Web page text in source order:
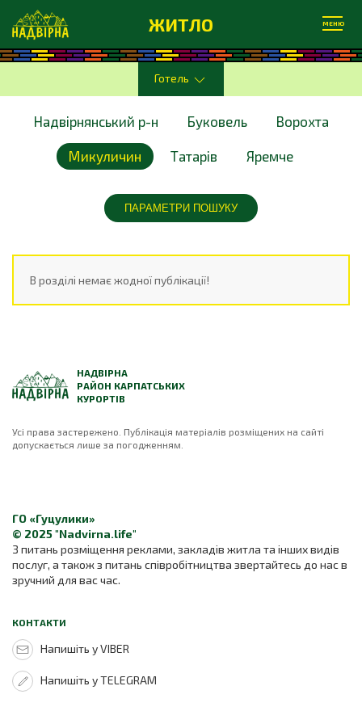
ЖИТЛО МЕНЮ
Готель
Надвірнянський р-н Буковель Ворохта
Микуличин Татарів Яремче
ПАРАМЕТРИ ПОШУКУ
В розділі немає жодної публікації!
НАДВІРНА
РАЙОН КАРПАТСЬКИХ
КУРОРТІВ
Усі права застережено. Публікація матеріалів розміщених на сайті
допускається лише за погодженням.
ГО «Гуцулики»
© 2025 "Nadvirna.life"
З питань розміщення реклами, закладів житла та інших видів
послуг, а також з питань співробітництва звертайтесь до нас в
зручний для вас час.
КОНТАКТИ
Напишіть у VIBER
Напишіть у TELEGRAM